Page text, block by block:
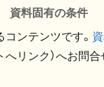
資料固有の条件
ンテンツです。
へリンク）へお問合